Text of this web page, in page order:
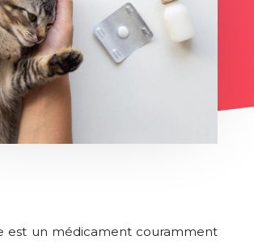
est un médicament couramment